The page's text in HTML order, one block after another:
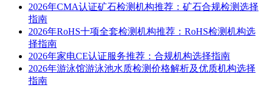
2026年CMA认证矿石检测机构推荐：矿石合规检测选择
指南
2026年RoHS十项全套检测机构推荐：RoHS检测机构选
择指南
2026年家电CE认证服务推荐：合规机构选择指南
2026年游泳馆游泳池水质检测价格解析及优质机构选择
指南